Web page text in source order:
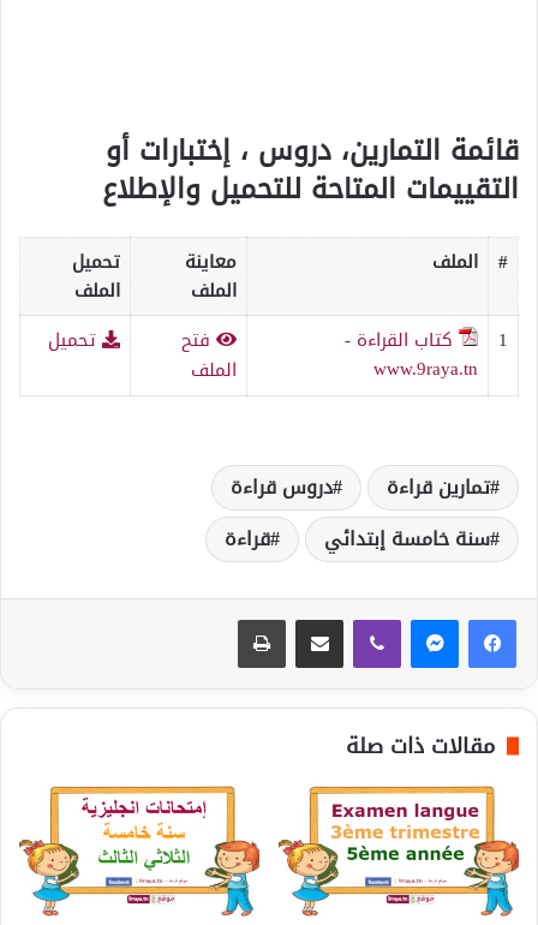
قائمة التمارين، دروس ، إختبارات أو
التقييمات المتاحة للتحميل والإطلاع
# الملف
معاينة
الملف
تحميل
الملف
1
كتاب القراءة -
www.9raya.tn
فتح
الملف
تحميل
تمارين قراءة
دروس قراءة
سنة خامسة إبتدائي
قراءة
مقالات ذات صلة